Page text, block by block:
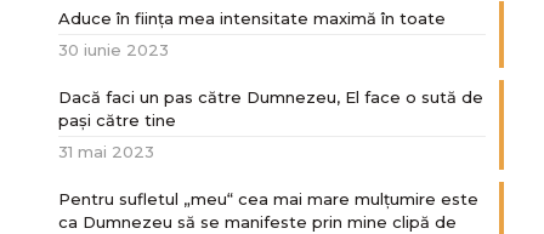
Aduce în ființa mea intensitate maximă în toate
30 iunie 2023
Dacă faci un pas către Dumnezeu, El face o sută de
paşi către tine
31 mai 2023
Pentru sufletul „meu“ cea mai mare mulțumire este
ca Dumnezeu să se manifeste prin mine clipă de